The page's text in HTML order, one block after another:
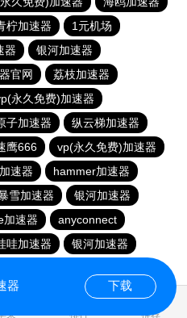
柠加速器
1元机场
器
银河加速器
官网
荔枝加速器
永久免费)加速器
子加速器
纵云梯加速器
鹰666
vp(永久免费)加速器
速器
hammer加速器
雪加速器
银河加速器
加速器
anyconnect
哇加速器
银河加速器
果 排行 推荐
器 下载
0.057943s